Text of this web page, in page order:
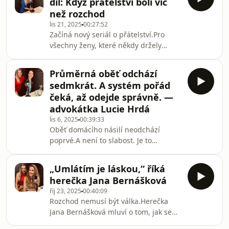
tlak být „ta hodná“, která se omluví i
za vlastní bolest.Mluvíme o vztazích,
které vypadaly správně, ale nikdy
nebyly bezpečné.O tom, jak vypadá
ženský hněv, když se nesmí projevit.A
o chvílích, kdy se žena naučí být sam
než rozchod
lis 21, 2025 00:27:52
Začíná nový seriál o přátelství.Pro
všechny ženy, které někdy držely
odcházíme tiše.Bez scén, bez
rozchodového monologu, bez
vysvětlení.O přátelstvích, která se
nerozpadnou výbuchem, ale
vyčerpáním.O vztazích, kde jsme tak
dlouho držely druhé nad vodou, až
jsme jednoho dne zjistily, že už
nemáme energii držet samy
sebe.Mluvím o
Průměrná oběť odchází
sedmkrát. A systém pořád
čeká, až odejde správně. —
advokátka Lucie Hrdá
lis 6, 2025 00:39:33
Oběť domácího násilí neodchází
poprvé.A není to slabost. Je to
pokusu.“V rozhovoru se bavíme o
tom:co dělá násilí s kompetencemi a
identitou,proč manipulátor působí
klidně a „normálně“,proč oběť u
soudu působí rozbitě,proč neexistuje
„ideální oběť“.A také o dětech:„Ty
„Umlátím je láskou,“ říká
herečka Jana Bernášková
říj 23, 2025 00:40:09
Rozchod nemusí být válka.Herečka
Jana Bernášková mluví o tom, jak se